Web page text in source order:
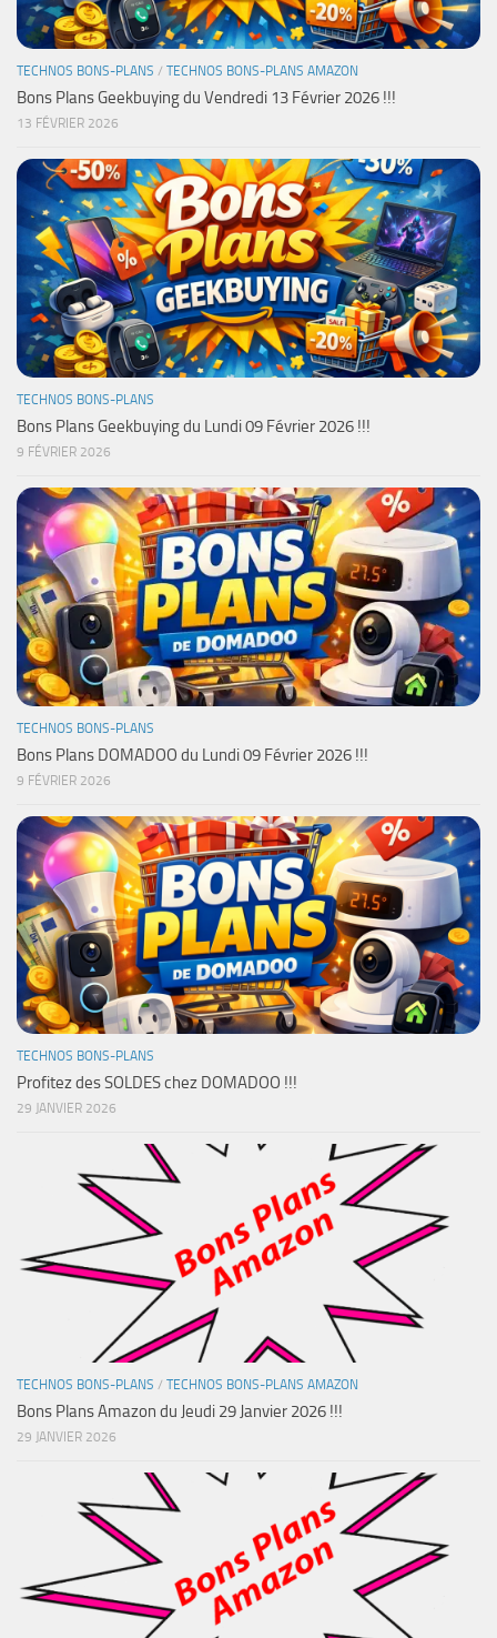
TECHNOS BONS-PLANS / TECHNOS BONS-PLANS AMAZON
Bons Plans Geekbuying du Vendredi 13 Février 2026 !!!
13 FÉVRIER 2026
TECHNOS BONS-PLANS
Bons Plans Geekbuying du Lundi 09 Février 2026 !!!
9 FÉVRIER 2026
TECHNOS BONS-PLANS
Bons Plans DOMADOO du Lundi 09 Février 2026 !!!
9 FÉVRIER 2026
TECHNOS BONS-PLANS
Profitez des SOLDES chez DOMADOO !!!
29 JANVIER 2026
TECHNOS BONS-PLANS / TECHNOS BONS-PLANS AMAZON
Bons Plans Amazon du Jeudi 29 Janvier 2026 !!!
29 JANVIER 2026